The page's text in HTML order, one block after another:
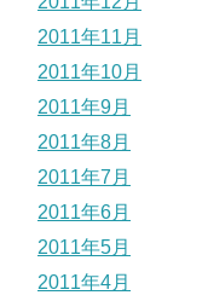
2011年11月
2011年10月
2011年9月
2011年8月
2011年7月
2011年6月
2011年5月
2011年4月